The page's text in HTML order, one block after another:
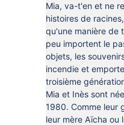
POUR LES
TOUS LES
Mia, va-t'en et ne
histoires de
qu'une manière de
peu importent le
objets, les
incendie et
troisième
Mia et Inès sont
1980. Comme leur
leur mère Aïcha ou